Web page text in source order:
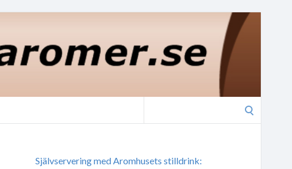
Självservering med Aromhusets stilldrink: